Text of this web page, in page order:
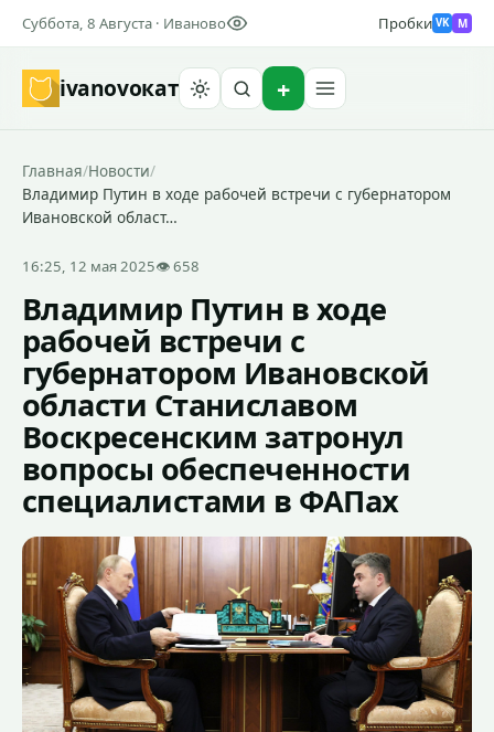
Суббота, 8 Августа · Иваново Пробки VK M
ivanovoкат
Главная/Новости/
Владимир Путин в ходе рабочей встречи с губернатором
Ивановской област…
16:25, 12 мая 2025👁 658
Владимир Путин в ходе
рабочей встречи с
губернатором Ивановской
области Станиславом
Воскресенским затронул
вопросы обеспеченности
специалистами в ФАПах